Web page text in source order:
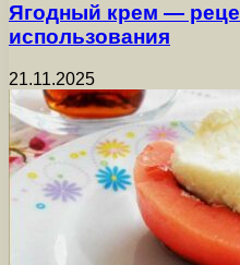
Ягодный крем —
использования
21.11.2025